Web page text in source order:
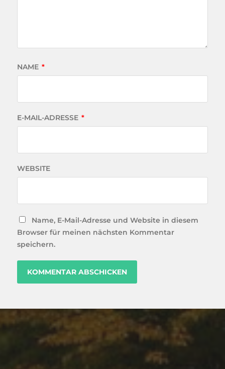
NAME *
E-MAIL-ADRESSE *
WEBSITE
Name, E-Mail-Adresse und Website in diesem
Browser für meinen nächsten Kommentar
speichern.